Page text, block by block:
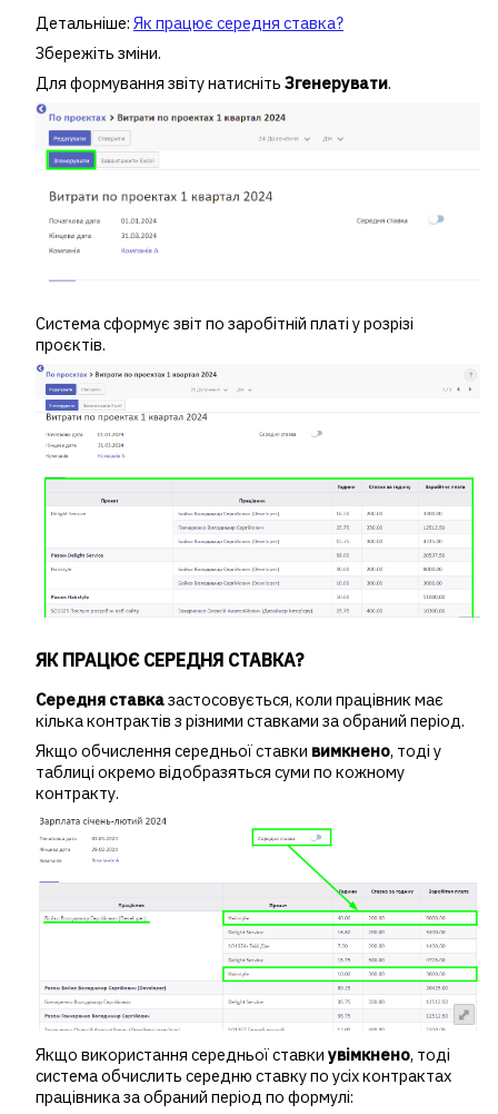
Детальніше: Як працює середня ставка?
Збережіть зміни.
Для формування звіту натисніть Згенерувати.
Система сформує звіт по заробітній платі у розрізі
проєктів.
ЯК ПРАЦЮЄ СЕРЕДНЯ СТАВКА?
Середня ставказастосовується, коли працівник має
кілька контрактів з різними ставками за обраний період.
Якщо обчислення середньої ставки вимкнено, тоді у
таблиці окремо відобразяться суми по кожному
контракту.
Якщо використання середньої ставки увімкнено, тоді
система обчислить середню ставку по усіх контрактах
працівника за обраний період по формулі: